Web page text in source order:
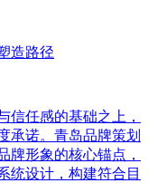
造路径
信任感的基础之上，
承诺。青岛品牌策划
牌形象的核心锚点，
统设计，构建符合目